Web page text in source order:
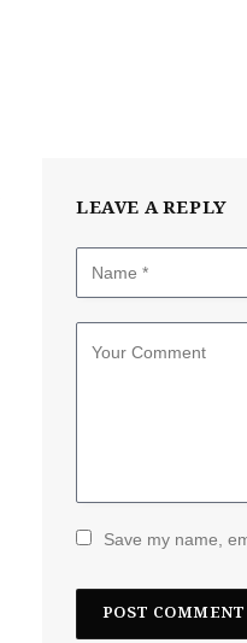
LEAVE A REPLY
Save my name,